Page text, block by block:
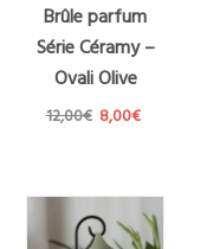
Brûle parfum
Série Céramy –
Ovali Olive
12,00€ Le
12,00€.
8,00€
8,00€.